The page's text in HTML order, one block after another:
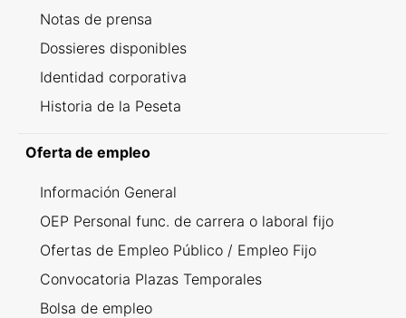
Notas de prensa
Dossieres disponibles
Identidad corporativa
Historia de la Peseta
Oferta de empleo
Información General
OEP Personal func. de carrera o laboral fijo
Ofertas de Empleo Público / Empleo Fijo
Convocatoria Plazas Temporales
Bolsa de empleo